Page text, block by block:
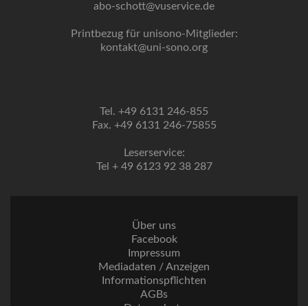
abo-schott@vuservice.de
Printbezug für unisono-Mitglieder:
kontakt@uni-sono.org
Tel. +49 6131 246-855
Fax. +49 6131 246-75855
Leserservice:
Tel + 49 6123 92 38 287
Über uns
Facebook
Impressum
Mediadaten / Anzeigen
Informationspflichten
AGBs